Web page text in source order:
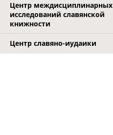
Центр междисциплинарных
исследований славянской
книжности
Центр славяно-иудаики